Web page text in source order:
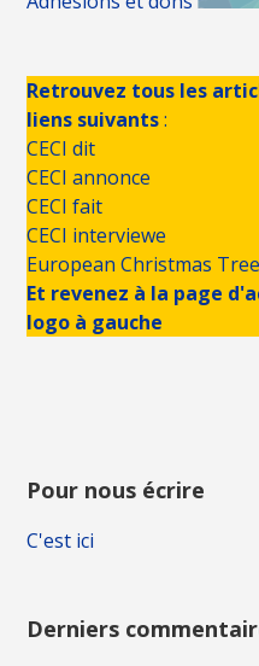
Retrouvez tous les
liens suivants:
CECI dit
CECI annonce
CECI fait
CECI interviewe
European Christmas Tree
Et revenez à la page
logo à gauche
Pour nous écrire
C'est ici
Derniers